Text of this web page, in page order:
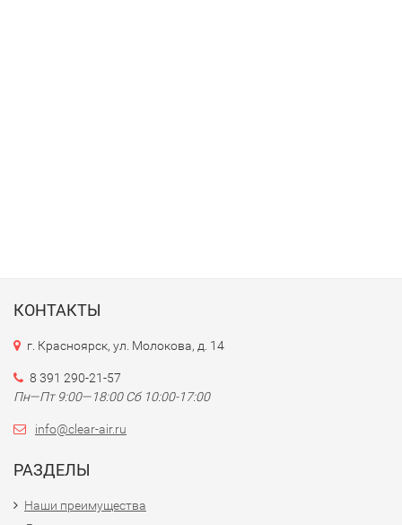
КОНТАКТЫ
г. Красноярск, ул. Молокова, д. 14
8 391 290-21-57
Пн—Пт 9:00—18:00 Сб 10:00-17:00
info@clear-air.ru
РАЗДЕЛЫ
Наши преимущества